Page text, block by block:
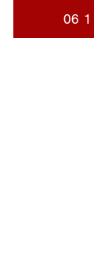
06 1